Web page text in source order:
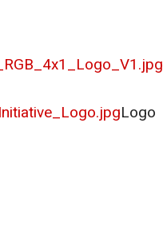
Logo